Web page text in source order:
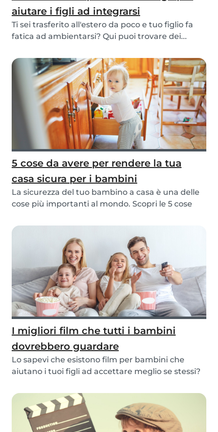
aiutare i figli ad integrarsi
Ti sei trasferito all'estero da poco e tuo figlio fa
fatica ad ambientarsi? Qui puoi trovare dei...
5 cose da avere per rendere la tua
casa sicura per i bambini
La sicurezza del tuo bambino a casa è una delle
cose più importanti al mondo. Scopri le 5 cose
I migliori film che tutti i bambini
dovrebbero guardare
Lo sapevi che esistono film per bambini che
aiutano i tuoi figli ad accettare meglio se stessi?